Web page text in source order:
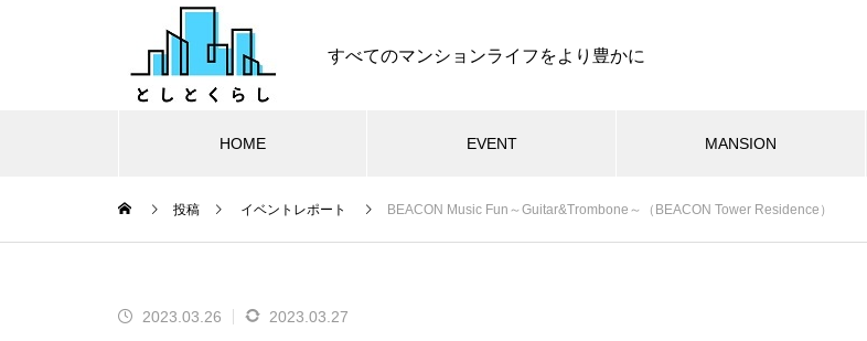
すべてのマンションライフをより豊かに
HOME EVENT MANSION
投稿 イベントレポート BEACON Music Fun～Guitar&Trombone～（BEACON Tower Residence）
2023.03.26 2023.03.27